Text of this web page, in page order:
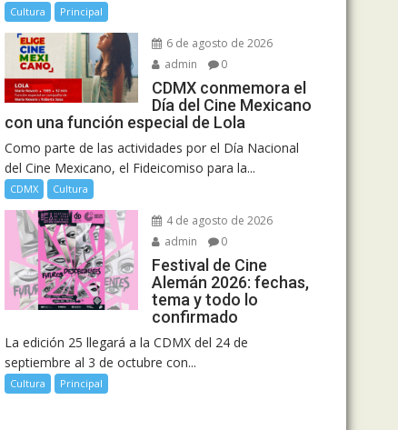
Cultura Principal
6 de agosto de 2026
admin
0
CDMX conmemora el
Día del Cine Mexicano
con una función especial de Lola
Como parte de las actividades por el Día Nacional
del Cine Mexicano, el Fideicomiso para la...
CDMX Cultura
4 de agosto de 2026
admin
0
Festival de Cine
Alemán 2026: fechas,
tema y todo lo
confirmado
La edición 25 llegará a la CDMX del 24 de
septiembre al 3 de octubre con...
Cultura Principal